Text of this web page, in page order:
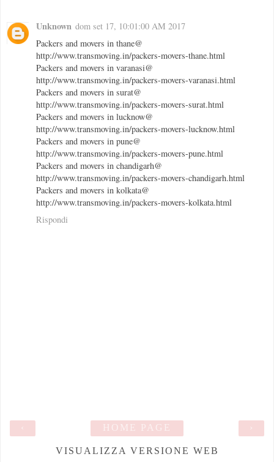
Unknown dom set 17, 10:01:00 AM 2017
Packers and movers in thane@
http://www.transmoving.in/packers-movers-thane.html
Packers and movers in varanasi@
http://www.transmoving.in/packers-movers-varanasi.html
Packers and movers in surat@
http://www.transmoving.in/packers-movers-surat.html
Packers and movers in lucknow@
http://www.transmoving.in/packers-movers-lucknow.html
Packers and movers in pune@
http://www.transmoving.in/packers-movers-pune.html
Packers and movers in chandigarh@
http://www.transmoving.in/packers-movers-chandigarh.html
Packers and movers in kolkata@
http://www.transmoving.in/packers-movers-kolkata.html
Rispondi
›
HOME PAGE
VISUALIZZA VERSIONE WEB